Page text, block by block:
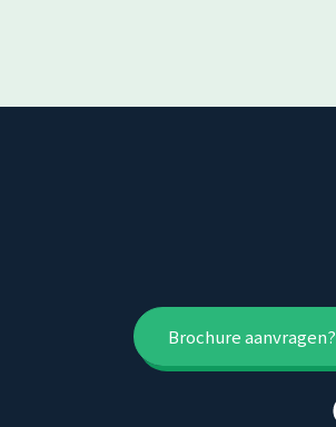
Brochure aanvragen?